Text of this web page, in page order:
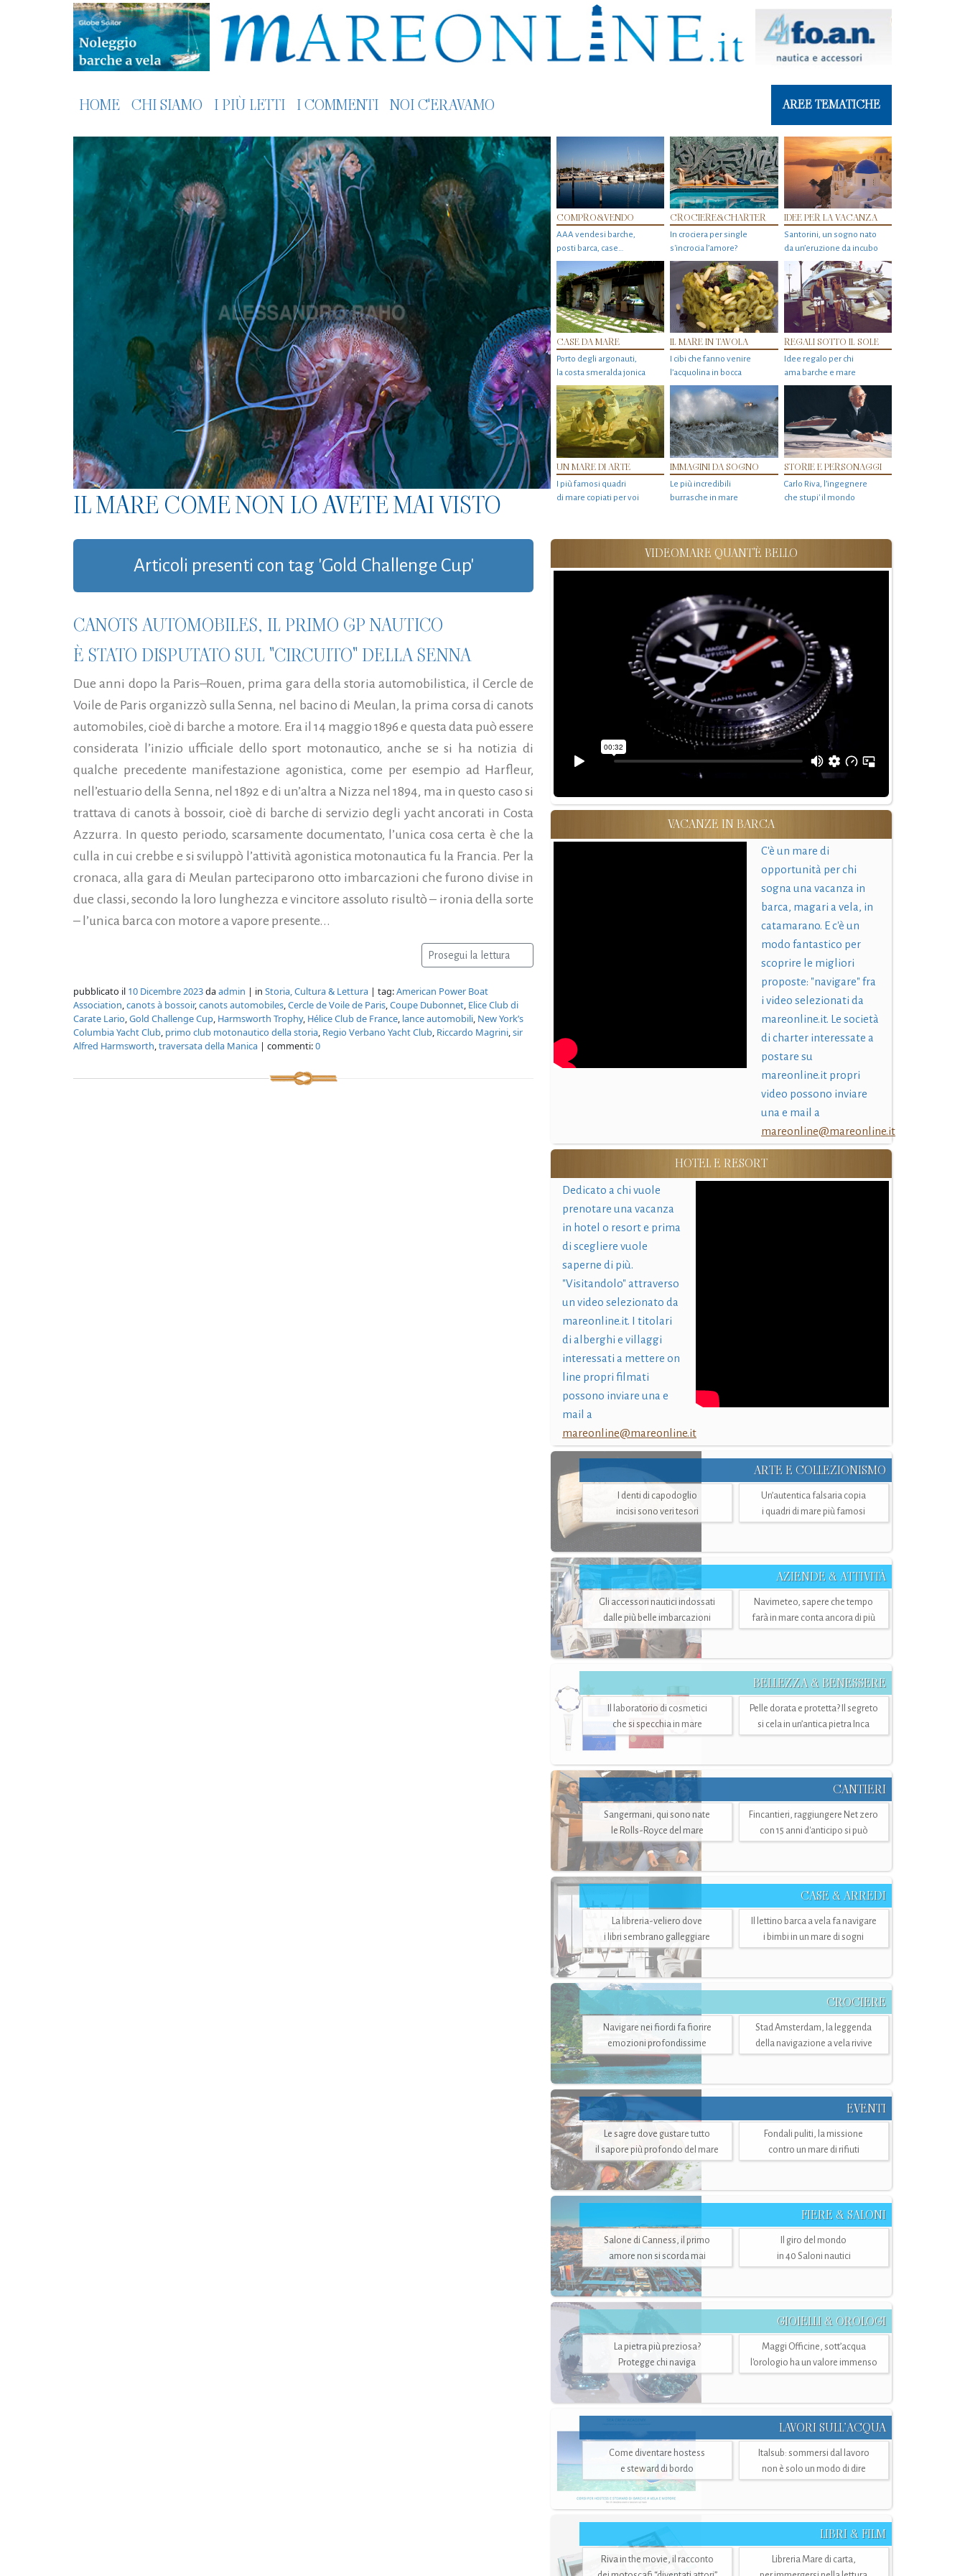
HOME CHI SIAMO I PIÙ LETTI I COMMENTI NOI C'ERAVAMO AREE TEMATICHE
IL MARE COME NON LO AVETE MAI VISTO
COMPRO&VENDO
AAA vendesi barche,
posti barca, case…
CROCIERE&CHARTER
In crociera per single
s'incrocia l’amore?
IDEE PER LA VACANZA
Santorini, un sogno nato
da un’eruzione da incubo
CASE DA MARE
Porto degli argonauti,
la costa smeralda jonica
IL MARE IN TAVOLA
I cibi che fanno venire
l’acquolina in bocca
REGALI SOTTO IL SOLE
Idee regalo per chi
ama barche e mare
UN MARE DI ARTE
I più famosi quadri
di mare copiati per voi
IMMAGINI DA SOGNO
Le più incredibili
burrasche in mare
STORIE E PERSONAGGI
Carlo Riva, l’ingegnere
che stupi' il mondo
Articoli presenti con tag 'Gold Challenge Cup'
CANOTS AUTOMOBILES, IL PRIMO GP NAUTICO
È STATO DISPUTATO SUL "CIRCUITO" DELLA SENNA
Due anni dopo la Paris–Rouen, prima gara della storia automobilistica, il Cercle de
Voile de Paris organizzò sulla Senna, nel bacino di Meulan, la prima corsa di canots
automobiles, cioè di barche a motore. Era il 14 maggio 1896 e questa data può essere
considerata l’inizio ufficiale dello sport motonautico, anche se si ha notizia di
qualche precedente manifestazione agonistica, come per esempio ad Harfleur,
nell’estuario della Senna, nel 1892 e di un’altra a Nizza nel 1894, ma in questo caso si
trattava di canots à bossoir, cioè di barche di servizio degli yacht ancorati in Costa
Azzurra. In questo periodo, scarsamente documentato, l’unica cosa certa è che la
culla in cui crebbe e si sviluppò l’attività agonistica motonautica fu la Francia. Per la
cronaca, alla gara di Meulan parteciparono otto imbarcazioni che furono divise in
due classi, secondo la loro lunghezza e vincitore assoluto risultò – ironia della sorte
– l’unica barca con motore a vapore presente...
Prosegui la lettura
pubblicato il 10 Dicembre 2023daadmin | in Storia, Cultura & Lettura | tag:American Power Boat
Association,canots à bossoir,canots automobiles,Cercle de Voile de Paris,Coupe Dubonnet, Elice Club di
Carate Lario,Gold Challenge Cup, Harmsworth Trophy, Hélice Club de France, lance automobili, New York’s
Columbia Yacht Club, primo club motonautico della storia, Regio Verbano Yacht Club, Riccardo Magrini,sir
Alfred Harmsworth,traversata della Manica | commenti:0
VIDEOMARE QUANT'È BELLO
VACANZE IN BARCA
C'è un mare di
opportunità per chi
sogna una vacanza in
barca, magari a vela, in
catamarano. E c'è un
modo fantastico per
scoprire le migliori
proposte: "navigare" fra
i video selezionati da
mareonline.it. Le società
di charter interessate a
postare su
mareonline.it propri
video possono inviare
una e mail a
mareonline@mareonline.it
HOTEL E RESORT
Dedicato a chi vuole
prenotare una vacanza
in hotel o resort e prima
di scegliere vuole
saperne di più.
"Visitandolo" attraverso
un video selezionato da
mareonline.it. I titolari
di alberghi e villaggi
interessati a mettere on
line propri filmati
possono inviare una e
mail a
mareonline@mareonline.it
ARTE E COLLEZIONISMO
I denti di capodoglio
incisi sono veri tesori
Un’autentica falsaria copia
i quadri di mare più famosi
AZIENDE & ATTIVITÀ
Gli accessori nautici indossati
dalle più belle imbarcazioni
Navimeteo, sapere che tempo
farà in mare conta ancora di più
BELLEZZA & BENESSERE
Il laboratorio di cosmetici
che si specchia in mare
Pelle dorata e protetta? Il segreto
si cela in un’antica pietra Inca
CANTIERI
Sangermani, qui sono nate
le Rolls-Royce del mare
Fincantieri, raggiungere Net zero
con 15 anni d'anticipo si può
CASE & ARREDI
La libreria-veliero dove
i libri sembrano galleggiare
Il lettino barca a vela fa navigare
i bimbi in un mare di sogni
CROCIERE
Navigare nei fiordi fa fiorire
emozioni profondissime
Stad Amsterdam, la leggenda
della navigazione a vela rivive
EVENTI
Le sagre dove gustare tutto
il sapore più profondo del mare
Fondali puliti, la missione
contro un mare di rifiuti
FIERE & SALONI
Salone di Canness, il primo
amore non si scorda mai
Il giro del mondo
in 40 Saloni nautici
GIOIELLI & OROLOGI
La pietra più preziosa?
Protegge chi naviga
Maggi Officine, sott’acqua
l'orologio ha un valore immenso
LAVORI SULL’ACQUA
Come diventare hostess
e steward di bordo
Italsub: sommersi dal lavoro
non è solo un modo di dire
LIBRI & FILM
Riva in the movie, il racconto
Libreria Mare di carta,